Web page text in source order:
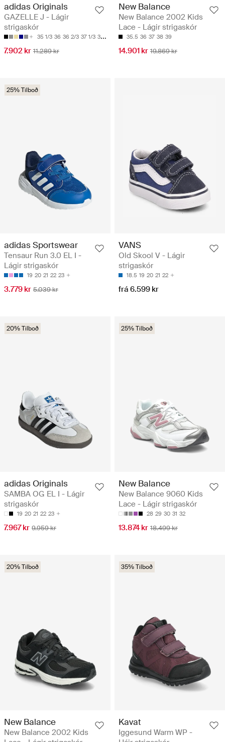
adidas Originals
GAZELLE J - Lágir
strigaskór
35 1/3 36 36 2/3 37 1/3 38
7.902 kr 11.289 kr
New Balance
New Balance 2002 Kids
Lace - Lágir strigaskór
35.5 36 37 38 39
14.901 kr 19.869 kr
25% Tilboð
adidas Sportswear
Tensaur Run 3.0 EL I -
Lágir strigaskór
19 20 21 22 23
3.779 kr 5.039 kr
VANS
Old Skool V - Lágir
strigaskór
18.5 19 20 21 22
frá 6.599 kr
20% Tilboð
adidas Originals
SAMBA OG EL I - Lágir
strigaskór
19 20 21 22 23
7.967 kr 9.959 kr
25% Tilboð
New Balance
New Balance 9060 Kids
Lace - Lágir strigaskór
28 29 30 31 32
13.874 kr 18.499 kr
20% Tilboð
New Balance
New Balance 2002 Kids
35% Tilboð
Kavat
Iggesund Warm WP -